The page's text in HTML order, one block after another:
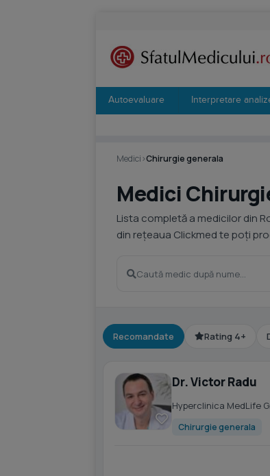
Autoevaluare Interpretare
Medici›Chirurgie generala
Medici
Lista completă a medicilor din
din rețeaua Clickmed te poți
Recomandate Rating 4+
Dr. Victor Radu
Hyperclinica MedLife
Chirurgie generala